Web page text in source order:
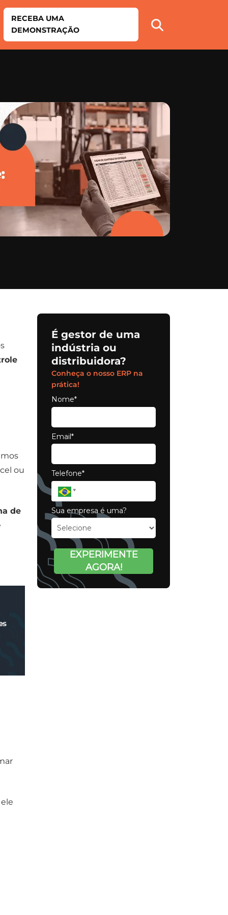
RECEBA UMA
DEMONSTRAÇÃO
ou
de
É gestor de uma
indústria ou
distribuidora?
Conheça o nosso ERP na
prática!
Nome*
Email*
Telefone*
Sua empresa é uma?
EXPERIMENTE
AGORA!